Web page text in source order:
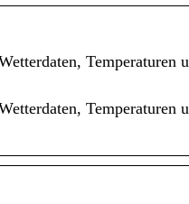
Temperaturen
Temperaturen